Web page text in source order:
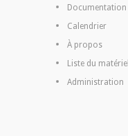
Documentation
Calendrier
À propos
Liste du matériel
Administration